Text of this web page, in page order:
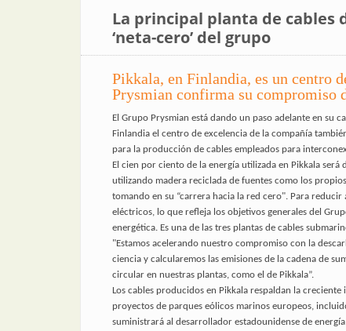
La principal planta de cables
‘neta-cero’ del grupo
Pikkala, en Finlandia, es un centro
Prysmian confirma su compromiso
El Grupo Prysmian está dando un paso adelante en su
Finlandia el centro de excelencia de la compañía
para la producción de cables empleados para
El cien por ciento de la energía utilizada en Pikkala
utilizando madera reciclada de fuentes como los
tomando en su “carrera hacia la red cero". Para reducir
eléctricos, lo que refleja los objetivos generales del
energética. Es una de las tres plantas de cables
"Estamos acelerando nuestro compromiso con la
ciencia y calcularemos las emisiones de la cadena de
circular en nuestras plantas, como el de Pikkala”.
Los cables producidos en Pikkala respaldan la
proyectos de parques eólicos marinos europeos,
suministrará al desarrollador estadounidense de